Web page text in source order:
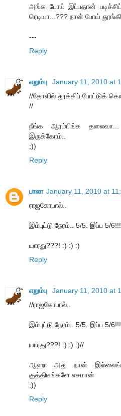
அங்க போய் இப்பதான்
ரெடியா...??? நான் போய்
---
Reply
எறும்பு
January 11, 2010 at
//தோளில் தூக்கிப் போட்டுக்
//
நீங்க ஆரம்பிங்க
இருக்கோம்..
;))
Reply
பாலா January 11, 2010 at
ராஜகோபால்..
இம்புட்டு நேரம்.. 5/5. இப்ப 5/6!!!
யாரது???! :) :) :)
Reply
எறும்பு
January 11, 2010 at
//ராஜகோபால்..
இம்புட்டு நேரம்.. 5/5. இப்ப 5/6!!!
யாரது???! :) :) :)//
ஆஹா அது நான்
குத்திடீங்களே எசமான்
;))
Reply